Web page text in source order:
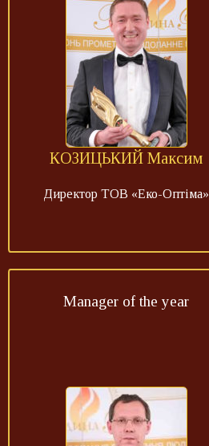
КОЗИЦЬКИЙ Максим
Директор ТОВ «Еко-Оптіма»
Manager of the year